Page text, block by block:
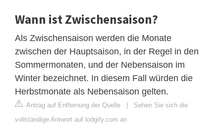
Wann ist Zwischensaison?
Als Zwischensaison werden die Monate
zwischen der Hauptsaison, in der Regel in den
Sommermonaten, und der Nebensaison im
Winter bezeichnet. In diesem Fall würden die
Herbstmonate als Nebensaison gelten.
Antrag auf Entfernung der Quelle | Sehen Sie sich die
vollständige Antwort auf lodgify.com an